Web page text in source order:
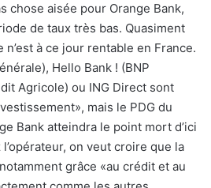
chose aisée pour Orange Bank,
de taux très bas. Quasiment
à ce jour rentable en France.
Hello Bank ! (BNP
Agricole) ou ING Direct sont
mais le PDG du
Bank atteindra le point mort d’ici
on veut croire que la
grâce «au crédit et au